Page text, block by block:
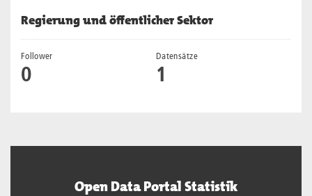
Regierung und öffentlicher Sektor
Follower
0
Datensätze
1
Open Data Portal Statistik